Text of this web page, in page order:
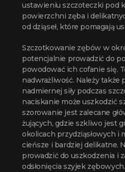
ustawieniu szczoteczki pod
powierzchni zęba i
od dziąseł, które pomagają
Szczotkowanie zębów w
potencjalnie prowadzić do
powodować ich cofanie się.
nadwrażliwość. Należy także
nadmiernej siły podczas
naciskanie może uszkodzić
szorowanie jest zalecane
żujących, gdzie szkliwo jest
okolicach przydziąsłowych i
cieńsze i bardziej delikatne.
prowadzić do uszkodzenia i
odsłonięcia szyjek zębowych.